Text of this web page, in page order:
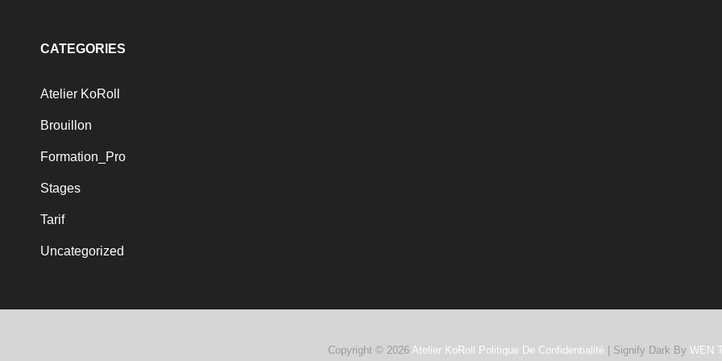
CATEGORIES
Atelier KoRoll
Brouillon
Formation_Pro
Stages
Tarif
Uncategorized
Copyright © 2026 Atelier KoRoll Politique De Confidentialité Signify Dark By WEN